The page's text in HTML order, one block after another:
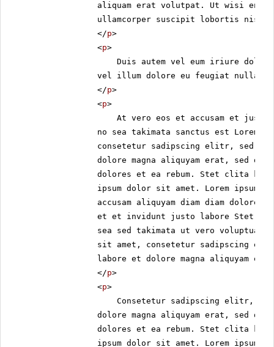
duo dolores et ea rebum. Stet
clita kasd gubergren, no sea
takimata sanctus est Lorem
ipsum dolor sit amet, consetetur
nonumy eirmod tempor invidunt
ut labore et dolore magna
aliquyam erat, sed diam
accusam et justo duo dolores et
sanctus est Lorem ipsum dolor
sit amet. Lorem ipsum dolor sit
amet, consetetur sadipscing
elitr, At accusam aliquyam diam
diam dolore dolores duo eirmod
eos erat, et nonumy sed tempor
et et invidunt justo labore Stet
magna no rebum. sanctus sea
sed takimata ut vero voluptua.
est Lorem ipsum dolor sit amet.
Lorem ipsum dolor sit amet,
consetetur sadipscing elitr, sed
diam nonumy eirmod tempor
aliquam erat volutpat. Ut wisi enim
ullamcorper suscipit lobortis nisl ut
</p>
<p>
Duis autem vel eum iriure
vel illum dolore eu feugiat nulla
</p>
<p>
At vero eos et accusam et
no sea takimata sanctus est Lorem
consetetur sadipscing elitr, sed
dolore magna aliquyam erat, sed
dolores et ea rebum. Stet clita kasd
ipsum dolor sit amet. Lorem
accusam aliquyam diam diam dolore
et et invidunt justo labore Stet clita
sea sed takimata ut vero voluptua.
sit amet, consetetur sadipscing
labore et dolore magna aliquyam
</p>
<p>
Consetetur sadipscing elitr, sed
dolore magna aliquyam erat, sed
dolores et ea rebum. Stet clita kasd
ipsum dolor sit amet. Lorem